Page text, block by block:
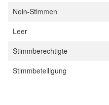
Nein-Stimmen
Leer
Stimmberechtigte
Stimmbeteiligung